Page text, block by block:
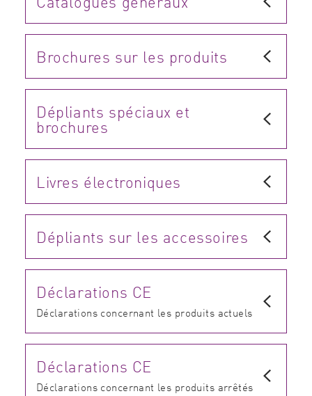
Brochures sur les produits
Dépliants spéciaux et
brochures
Livres électroniques
Dépliants sur les accessoires
Déclarations CE
Déclarations concernant les produits actuels
Déclarations CE
Déclarations concernant les produits arrêtés